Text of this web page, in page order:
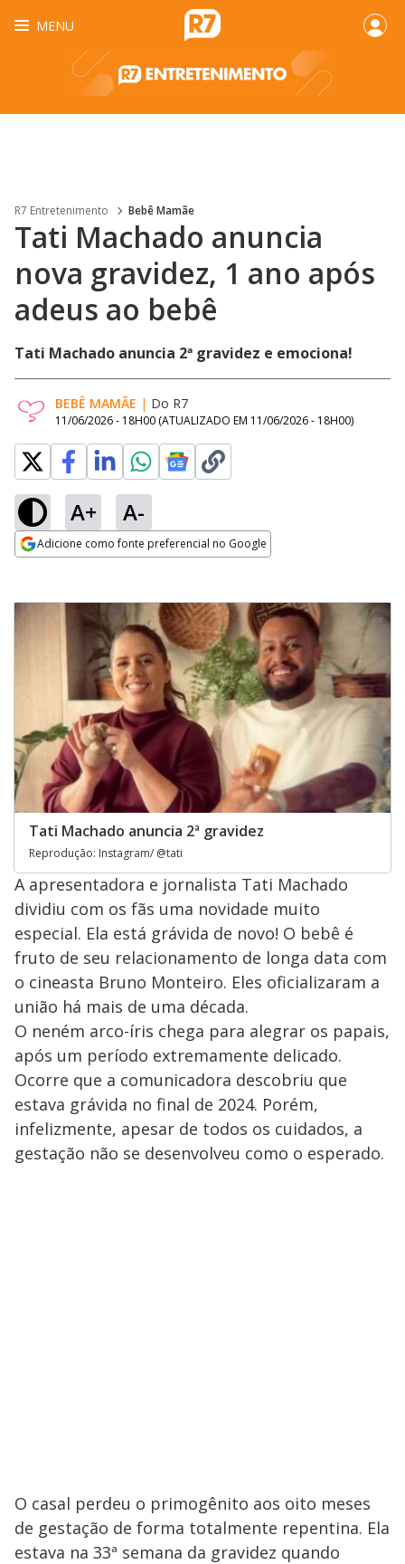
MENU
R7 Entretenimento Bebê Mamãe
Tati Machado anuncia
nova gravidez, 1 ano após
adeus ao bebê
Tati Machado anuncia 2ª gravidez e emociona!
BEBÊ MAMÃE | Do R7
11/06/2026 - 18H00 (ATUALIZADO EM 11/06/2026 - 18H00)
A+ A-
Adicione como fonte preferencial no Google
Tati Machado anuncia 2ª gravidez
Reprodução: Instagram/ @tati
A apresentadora e jornalista Tati Machado
dividiu com os fãs uma novidade muito
especial. Ela está grávida de novo! O bebê é
fruto de seu relacionamento de longa data com
o cineasta Bruno Monteiro. Eles oficializaram a
união há mais de uma década.
O neném arco-íris chega para alegrar os papais,
após um período extremamente delicado.
Ocorre que a comunicadora descobriu que
estava grávida no final de 2024. Porém,
infelizmente, apesar de todos os cuidados, a
gestação não se desenvolveu como o esperado.
O casal perdeu o primogênito aos oito meses
de gestação de forma totalmente repentina. Ela
estava na 33ª semana da gravidez quando